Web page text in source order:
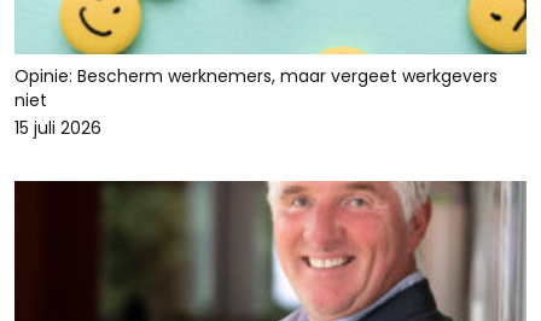
Opinie: Bescherm werknemers, maar vergeet werkgevers
niet
15 juli 2026